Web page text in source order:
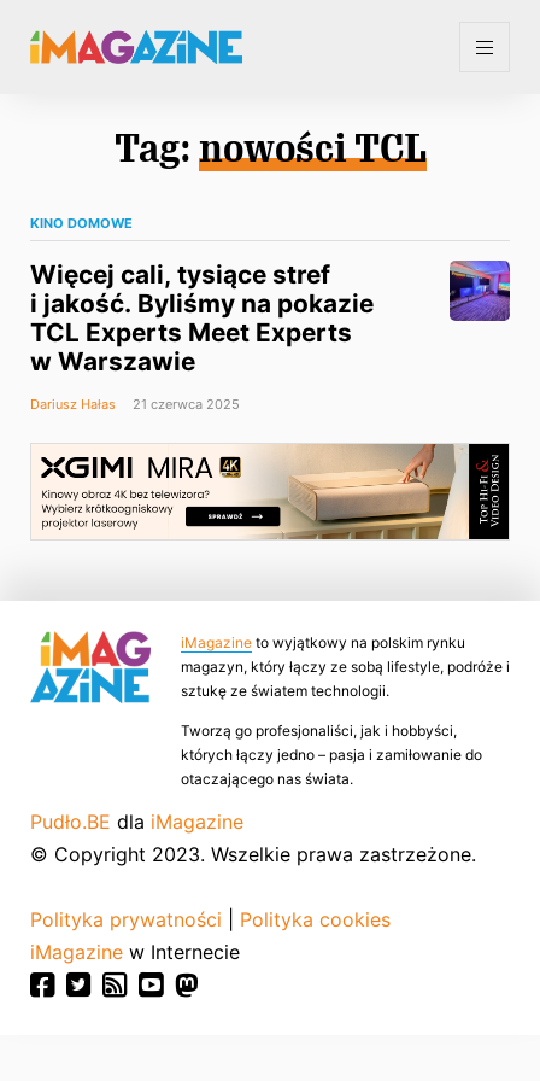
Tag: nowości TCL
KINO DOMOWE
Więcej cali, tysiące stref
i jakość. Byliśmy na pokazie
TCL Experts Meet Experts
w Warszawie
Dariusz Hałas 21 czerwca 2025
iMagazine to wyjątkowy na polskim rynku
magazyn, który łączy ze sobą lifestyle, podróże i
sztukę ze światem technologii.
Tworzą go profesjonaliści, jak i hobbyści,
których łączy jedno – pasja i zamiłowanie do
otaczającego nas świata.
Pudło.BE dla iMagazine
© Copyright 2023. Wszelkie prawa zastrzeżone.
Polityka prywatności
Polityka cookies
iMagazine w Internecie